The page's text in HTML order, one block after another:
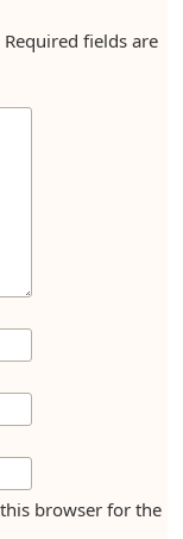
Required fields are
browser for the